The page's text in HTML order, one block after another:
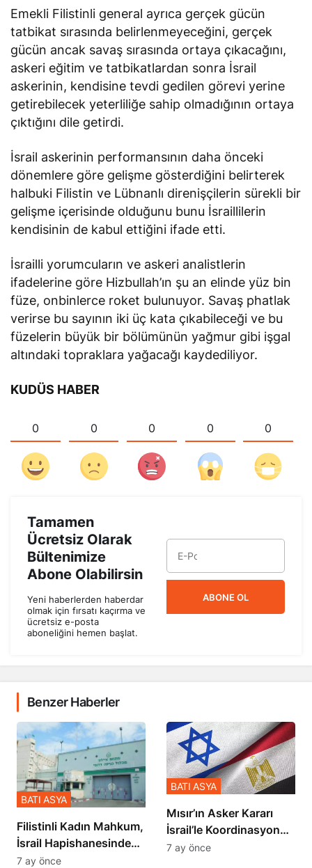
Emekli Filistinli general ayrıca gerçek gücün
tatbikat sırasında belirlenmeyeceğini, gerçek
gücün ancak savaş sırasında ortaya çıkacağını,
askeri eğitim ve tatbikatlardan sonra İsrail
askerinin, kendisine tevdi gedilen görevi yerine
getirebilecek yeterliliğe sahip olmadığının ortaya
çıktığını dile getirdi.
İsrail askerinin performansının daha önceki
dönemlere göre gelişme gösterdiğini belirterek
halbuki Filistin ve Lübnanlı direnişçilerin sürekli bir
gelişme içerisinde olduğunu bunu İsraillilerin
kendisinin de kabul ettiğini ifade etti.
İsrailli yorumcuların ve askeri analistlerin
ifadelerine göre Hizbullah’ın şu an elinde yüz bin
füze, onbinlerce roket bulunuyor. Savaş phatlak
verirse bu sayının iki üç kata çıkabileceği ve bu
füzelerin büyük bir bölümünün yağmur gibi işgal
altındaki topraklara yağacağı kaydediliyor.
KUDÜS HABER
0 0 0 0 0
Tamamen
Ücretsiz Olarak
Bültenimize
Abone Olabilirsin
Yeni haberlerden haberdar
olmak için fırsatı kaçırma ve
ücretsiz e-posta
aboneliğini hemen başlat.
ABONE OL
Benzer Haberler
Filistinli Kadın Mahkum,
İsrail Hapishanesindeki
Zulmü Anlattı
BATI ASYA
7 ay önce
Mısır’ın Asker Kararı
İsrail’le Koordinasyon
İçinde Gerçekleşmiş
BATI ASYA
7 ay önce